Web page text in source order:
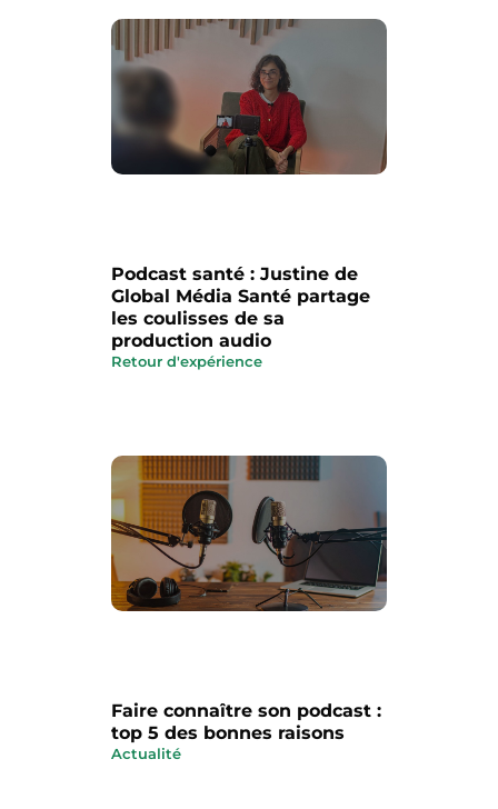
Podcast santé : Justine de
Global Média Santé partage
les coulisses de sa
production audio
Retour d'expérience
Faire connaître son podcast :
top 5 des bonnes raisons
Actualité